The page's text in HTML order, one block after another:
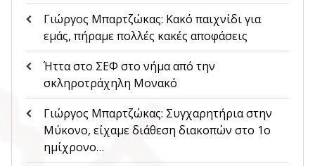
Γιώργος Μπαρτζώκας: Κακό παιχνίδι για
εμάς, πήραμε πολλές κακές αποφάσεις
Ήττα στο ΣΕΦ στο νήμα από την
σκληροτράχηλη Μονακό
Γιώργος Μπαρτζώκας: Συγχαρητήρια στην
Μύκονο, είχαμε διάθεση διακοπών στο 1ο
ημίχρονο…